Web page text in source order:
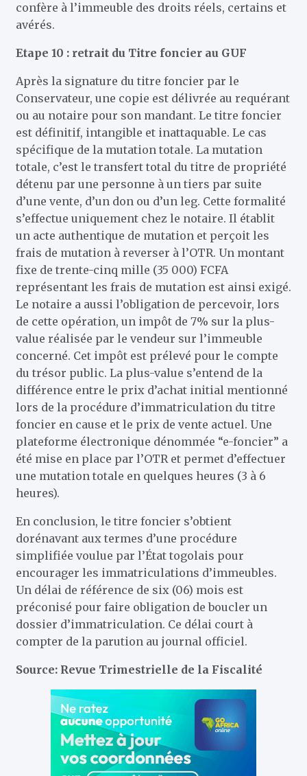
confère à l’immeuble des droits réels, certains et
avérés.
Etape 10 : retrait du Titre foncier au GUF
Après la signature du titre foncier par le
Conservateur, une copie est délivrée au requérant
ou au notaire pour son mandant. Le titre foncier
est définitif, intangible et inattaquable. Le cas
spécifique de la mutation totale. La mutation
totale, c’est le transfert total du titre de propriété
détenu par une personne à un tiers par suite
d’une vente, d’un don ou d’un leg. Cette formalité
s’effectue uniquement chez le notaire. Il établit
un acte authentique de mutation et perçoit les
frais de mutation à reverser à l’OTR. Un montant
fixe de trente-cinq mille (35 000) FCFA
représentant les frais de mutation est ainsi exigé.
Le notaire a aussi l’obligation de percevoir, lors
de cette opération, un impôt de 7% sur la plus-
value réalisée par le vendeur sur l’immeuble
concerné. Cet impôt est prélevé pour le compte
du trésor public. La plus-value s’entend de la
différence entre le prix d’achat initial mentionné
lors de la procédure d’immatriculation du titre
foncier en cause et le prix de vente actuel. Une
plateforme électronique dénommée “e-foncier” a
été mise en place par l’OTR et permet d’effectuer
une mutation totale en quelques heures (3 à 6
heures).
En conclusion, le titre foncier s’obtient
dorénavant aux termes d’une procédure
simplifiée voulue par l’État togolais pour
encourager les immatriculations d’immeubles.
Un délai de référence de six (06) mois est
préconisé pour faire obligation de boucler un
dossier d’immatriculation. Ce délai court à
compter de la parution au journal officiel.
Source: Revue Trimestrielle de la Fiscalité